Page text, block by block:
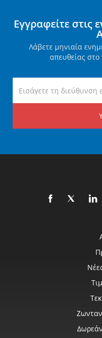
Εγγραφείτε στις
Λάβετε μηνιαία
απευθείας